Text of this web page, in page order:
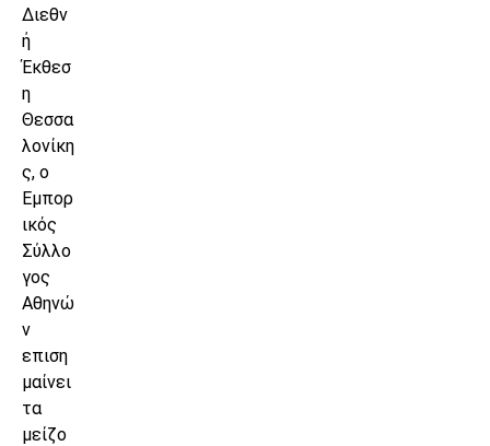
Διεθν
ή
Έκθεσ
η
Θεσσα
λονίκη
ς, ο
Εμπορ
ικός
Σύλλο
γος
Αθηνώ
ν
επιση
μαίνει
τα
μείζο